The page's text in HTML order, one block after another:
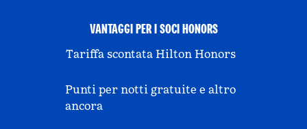
VANTAGGI PER I SOCI HONORS
Tariffa scontata Hilton Honors
Punti per notti gratuite e altro
ancora